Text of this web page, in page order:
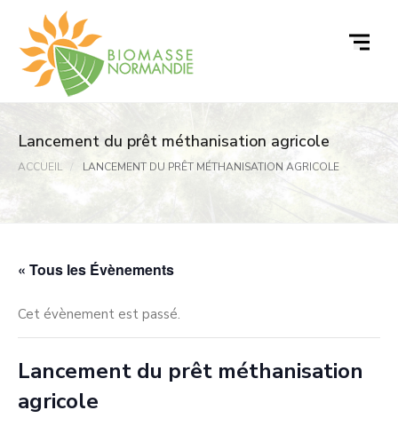
contenu
Lancement du prêt méthanisation agricole
ACCUEIL LANCEMENT DU PRÊT MÉTHANISATION AGRICOLE
« Tous les Évènements
Cet évènement est passé.
Lancement du prêt méthanisation
agricole